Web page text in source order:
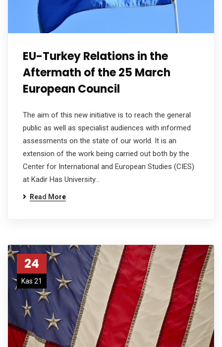
EU-Turkey Relations in the
Aftermath of the 25 March
European Council
The aim of this new initiative is to reach the general
public as well as specialist audiences with informed
assessments on the state of our world. It is an
extension of the work being carried out both by the
Center for International and European Studies (CIES)
at Kadir Has University…
Read More
24
Kas 21